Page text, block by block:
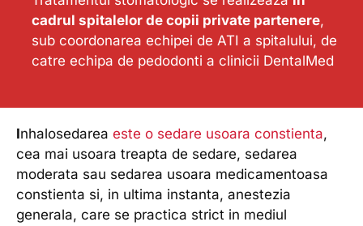
cadrul spitalelor de copii private partenere,
sub coordonarea echipei de ATI a spitalului, de
catre echipa de pedodonti a clinicii DentalMed
Inhalosedarea este o sedare usoara constienta,
cea mai usoara treapta de sedare, sedarea
moderata sau sedarea usoara medicamentoasa
constienta si, in ultima instanta, anestezia
generala, care se practica strict in mediul